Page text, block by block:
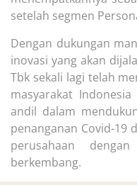
setelah segmen
Dengan dukungan
inovasi yang akan
Tbk sekali lagi telah
masyarakat
andil dalam
penanganan Covid-19
perusahaan
berkembang.